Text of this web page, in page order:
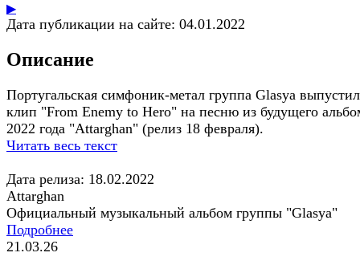
▶
Дата публикации на сайте: 04.01.2022
Описание
Португальская симфоник-метал группа Glasya
клип "From Enemy to Hero" на песню из будущего
2022 года "Attarghan" (релиз 18 февраля).
Читать весь текст
Дата релиза: 18.02.2022
Attarghan
Официальный музыкальный альбом группы "Glasya"
Подробнее
21.03.26